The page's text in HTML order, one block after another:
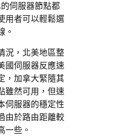
伺服器節點都
用者可以輕鬆選
。
況，北美地區整
國伺服器反應速
，加拿大緊隨其
雖然可用，但速
伺服器的穩定性
由於路由距離較
一些。